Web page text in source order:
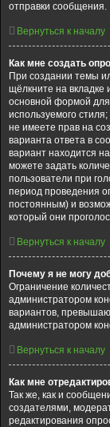
отправки сообщения.
Вернуться к началу
Как мне создать
При создании темы
щёлкните на
основной формой
используемого
не имеете прав на
варианта ответа в
вариант находится
можете задать
пользователи при
период проведения
постоянным) и
который они
Вернуться к началу
Почему я не могу
Ограничение
администратором
вариантов,
администратором
Вернуться к началу
Как мне
Так же, как и
создателями,
редактирования